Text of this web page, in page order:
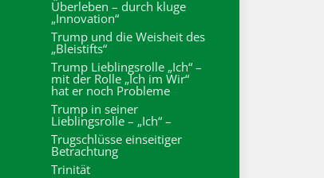
Überleben – durch kluge
„Innovation“
Trump und die Weisheit des
„Bleistifts“
Trump Lieblingsrolle „Ich“ –
mit der Rolle „Ich im Wir“
hat er noch Probleme
Trump in seiner
Lieblingsrolle – „Ich“ –
Trugschlüsse einseitiger
Betrachtung
Trinität